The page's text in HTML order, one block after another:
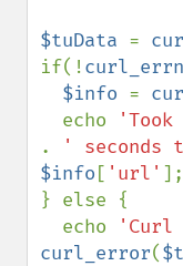
$tuData =
if(!
$info =
  echo
.
' seconds
$info [ 'url' ];
} else {
  echo
curl_error(